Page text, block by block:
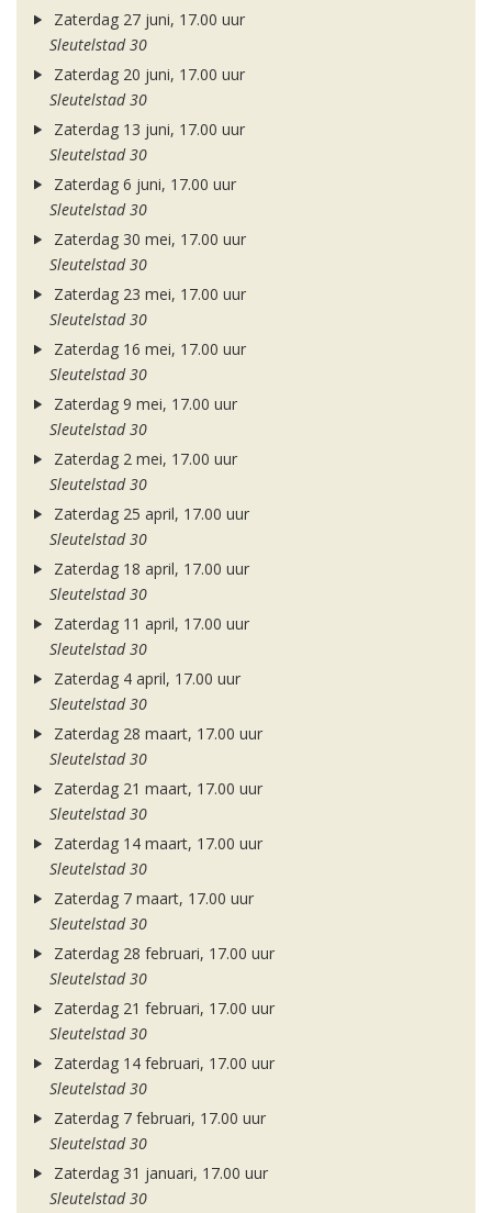
Zaterdag 27 juni, 17.00 uur
Sleutelstad 30
Zaterdag 20 juni, 17.00 uur
Sleutelstad 30
Zaterdag 13 juni, 17.00 uur
Sleutelstad 30
Zaterdag 6 juni, 17.00 uur
Sleutelstad 30
Zaterdag 30 mei, 17.00 uur
Sleutelstad 30
Zaterdag 23 mei, 17.00 uur
Sleutelstad 30
Zaterdag 16 mei, 17.00 uur
Sleutelstad 30
Zaterdag 9 mei, 17.00 uur
Sleutelstad 30
Zaterdag 2 mei, 17.00 uur
Sleutelstad 30
Zaterdag 25 april, 17.00 uur
Sleutelstad 30
Zaterdag 18 april, 17.00 uur
Sleutelstad 30
Zaterdag 11 april, 17.00 uur
Sleutelstad 30
Zaterdag 4 april, 17.00 uur
Sleutelstad 30
Zaterdag 28 maart, 17.00 uur
Sleutelstad 30
Zaterdag 21 maart, 17.00 uur
Sleutelstad 30
Zaterdag 14 maart, 17.00 uur
Sleutelstad 30
Zaterdag 7 maart, 17.00 uur
Sleutelstad 30
Zaterdag 28 februari, 17.00 uur
Sleutelstad 30
Zaterdag 21 februari, 17.00 uur
Sleutelstad 30
Zaterdag 14 februari, 17.00 uur
Sleutelstad 30
Zaterdag 7 februari, 17.00 uur
Sleutelstad 30
Zaterdag 31 januari, 17.00 uur
Sleutelstad 30